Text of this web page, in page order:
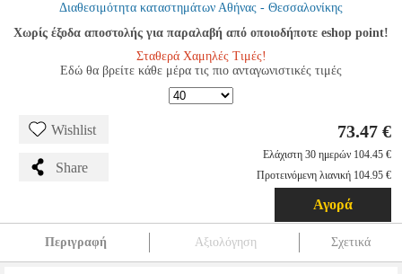
Διαθεσιμότητα καταστημάτων Αθήνας - Θεσσαλονίκης
Χωρίς έξοδα αποστολής για παραλαβή από οποιοδήποτε eshop point!
Σταθερά Χαμηλές Τιμές!
Εδώ θα βρείτε κάθε μέρα τις πιο ανταγωνιστικές τιμές
Wishlist
Share
73.47 €
Ελάχιστη 30 ημερών 104.45 €
Προτεινόμενη λιανική 104.95 €
Αγορά
Περιγραφή Αξιολόγηση Σχετικά